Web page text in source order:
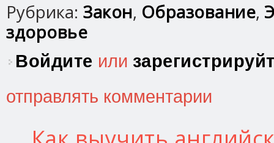
Рубрика: Закон, Образование,
здоровье
Войдите или
отправлять комментарии